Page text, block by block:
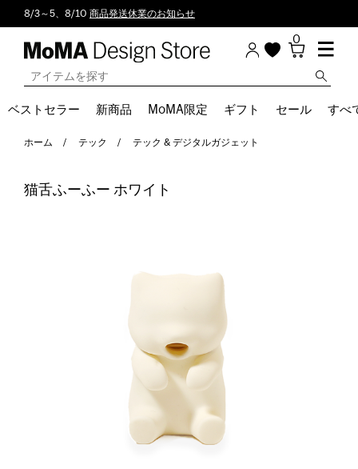
8/3～5、8/10 商品発送休業のお知らせ
0
ベストセラー 新商品 MoMA限定 ギフト セール すべ
ホーム テック テック & デジタルガジェット
猫舌ふーふー ホワイト